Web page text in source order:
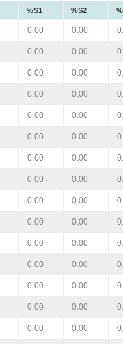
%S1 %S2
0.00 0.00
0.00 0.00
0.00 0.00
0.00 0.00
0.00 0.00
0.00 0.00
0.00 0.00
0.00 0.00
0.00 0.00
0.00 0.00
0.00 0.00
0.00 0.00
0.00 0.00
0.00 0.00
0.00 0.00